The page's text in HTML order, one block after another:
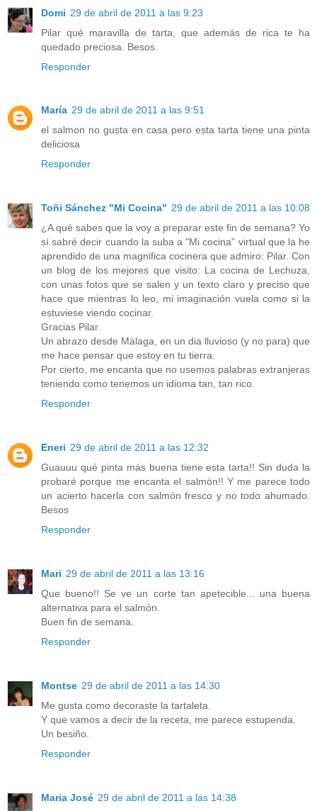
Domi 29 de abril de 2011 a las 9:23
Pilar qué maravilla de tarta, que además de rica te ha
quedado preciosa. Besos.
Responder
María 29 de abril de 2011 a las 9:51
el salmon no gusta en casa pero esta tarta tiene una pinta
deliciosa
Responder
Toñi Sánchez "Mi Cocina" 29 de abril de 2011 a las 10:08
¿A qué sabes que la voy a preparar este fin de semana? Yo
sí sabré decir cuando la suba a "Mi cocina" virtual que la he
aprendido de una magnifica cocinera que admiro: Pilar. Con
un blog de los mejores que visito: La cocina de Lechuza,
con unas fotos que se salen y un texto claro y preciso que
hace que mientras lo leo, mi imaginación vuela como si la
estuviese viendo cocinar.
Gracias Pilar.
Un abrazo desde Málaga, en un dia lluvioso (y no para) que
me hace pensar que estoy en tu tierra.
Por cierto, me encanta que no usemos palabras extranjeras
teniendo como tenemos un idioma tan, tan rico.
Responder
Eneri 29 de abril de 2011 a las 12:32
Guauuu qué pinta más buena tiene esta tarta!! Sin duda la
probaré porque me encanta el salmón!! Y me parece todo
un acierto hacerla con salmón fresco y no todo ahumado.
Besos
Responder
Mari 29 de abril de 2011 a las 13:16
Que bueno!! Se ve un corte tan apetecible... una buena
alternativa para el salmón.
Buen fin de semana.
Responder
Montse 29 de abril de 2011 a las 14:30
Me gusta como decoraste la tartaleta.
Y que vamos a decir de la receta, me parece estupenda.
Un besiño.
Responder
Maria José 29 de abril de 2011 a las 14:38